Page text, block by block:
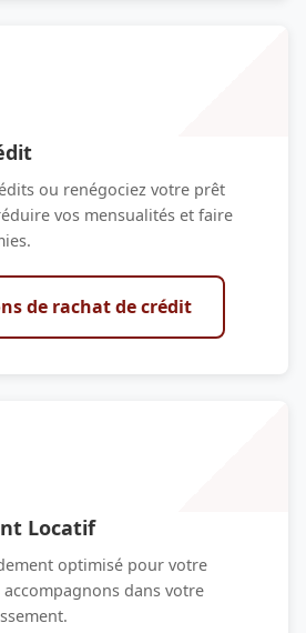
ou renégociez votre prêt
vos mensualités et faire
de rachat de crédit
Locatif
optimisé pour votre
dans votre